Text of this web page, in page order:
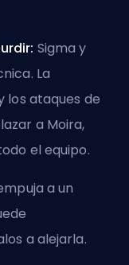
Sigma y
La
los ataques de
a Moira,
el equipo.
a un
a alejarla.